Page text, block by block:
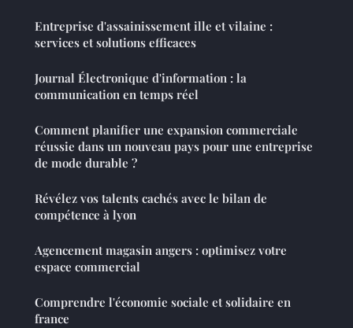
Entreprise d'assainissement ille et vilaine :
services et solutions efficaces
Journal Électronique d'information : la
communication en temps réel
Comment planifier une expansion commerciale
réussie dans un nouveau pays pour une entreprise
de mode durable ?
Révélez vos talents cachés avec le bilan de
compétence à lyon
Agencement magasin angers : optimisez votre
espace commercial
Comprendre l'économie sociale et solidaire en
france